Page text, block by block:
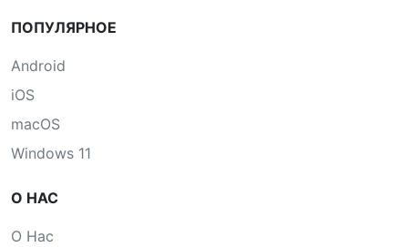
ПОПУЛЯРНОЕ
Android
iOS
macOS
Windows 11
О НАС
О Нас